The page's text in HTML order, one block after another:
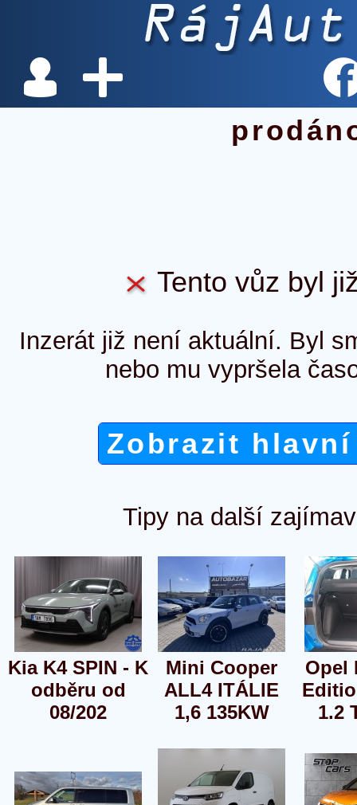
Tento vůz byl
Inzerát již není aktuální. Byl
nebo mu vypršela
Zobrazit
Tipy na další
Kia K4 SPIN - K
odběru od
08/202
Mini Cooper
ALL4 ITÁLIE
1,6 135KW
Opel
1.2